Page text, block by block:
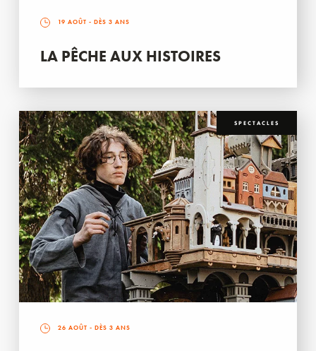
19 AOÛT - DÈS 3 ANS
LA PÊCHE AUX HISTOIRES
SPECTACLES
26 AOÛT - DÈS 3 ANS